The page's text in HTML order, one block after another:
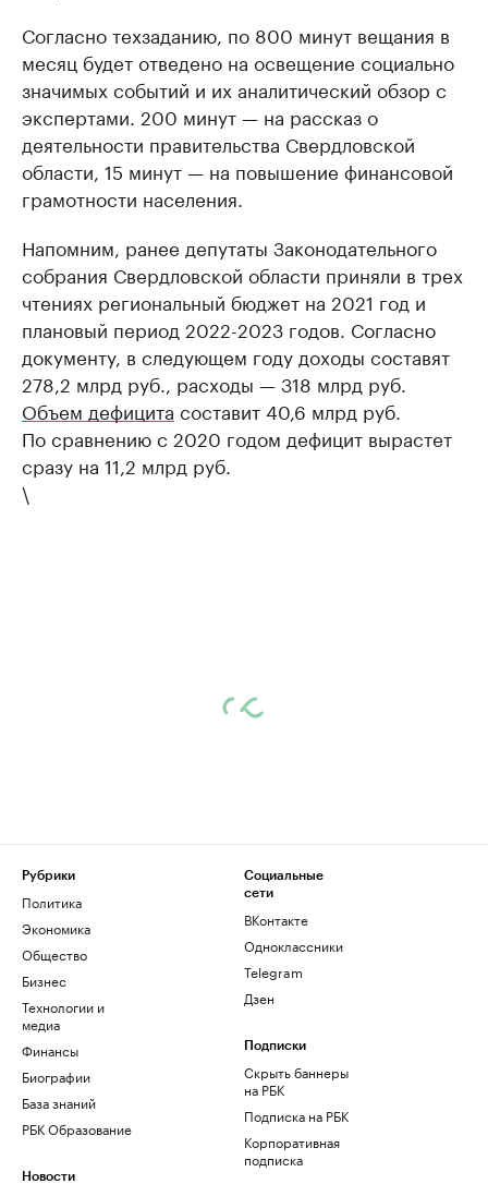
Согласно техзаданию, по 800 минут вещания в
месяц будет отведено на освещение социально
значимых событий и их аналитический обзор с
экспертами. 200 минут — на рассказ о
деятельности правительства Свердловской
области, 15 минут — на повышение финансовой
грамотности населения.
Напомним, ранее депутаты Законодательного
собрания Свердловской области приняли в трех
чтениях региональный бюджет на 2021 год и
плановый период 2022-2023 годов. Согласно
документу, в следующем году доходы составят
278,2 млрд руб., расходы — 318 млрд руб.
Объем дефицита составит 40,6 млрд руб.
По сравнению с 2020 годом дефицит вырастет
сразу на 11,2 млрд руб.
\
Рубрики
Политика
Экономика
Общество
Бизнес
Технологии и
медиа
Финансы
Биографии
База знаний
РБК Образование
Новости
Социальные
сети
ВКонтакте
Одноклассники
Telegram
Дзен
Подписки
Скрыть баннеры
на РБК
Подписка на РБК
Корпоративная
подписка